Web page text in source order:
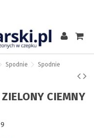
Spodnie
Spodnie
CIEMNY